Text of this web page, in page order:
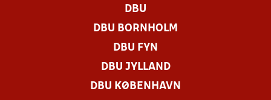
DBU
DBU BORNHOLM
DBU FYN
DBU JYLLAND
DBU KØBENHAVN